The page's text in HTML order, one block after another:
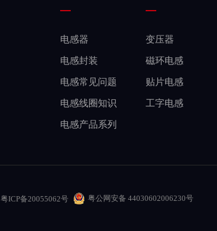
电感器
电感封装
电感常见问题
电感线圈知识
电感产品系列
变压器
磁环电感
贴片电感
工字电感
粤ICP备20055062号 粤公网安备 44030602006230号